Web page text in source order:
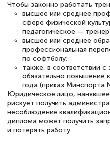
Елена Петрикс
Знаток города 5
11 марта 2026
Всем добрый день!
повышени
специальности
по тяжелой
подчеркуть, что
оперативно
Чтобы законно работать
высшее или среднее
сфере физической
педагогическое —
высшее или среднее
профессиональная
по софтболу;
также, в соответствии с
обязательно повышение
года (приказ Минспорта
Юридическое лицо,
рискует получить
несоблюдение
диплома может получить
и потерять работу.